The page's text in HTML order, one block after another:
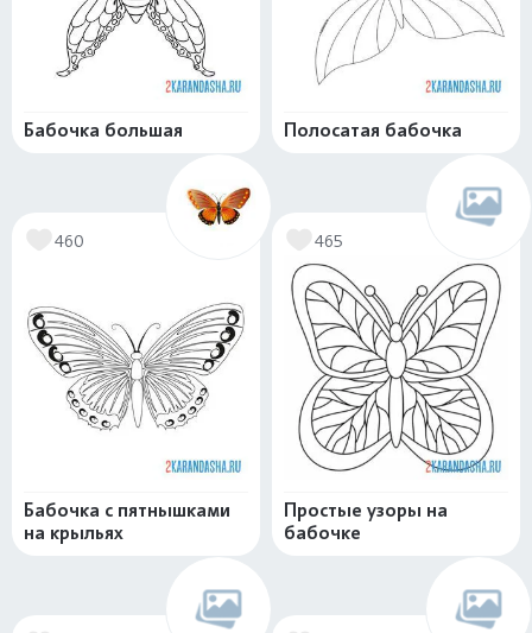
Бабочка большая Полосатая бабочка
460
Бабочка с пятнышками
на крыльях
465
Простые узоры на
бабочке